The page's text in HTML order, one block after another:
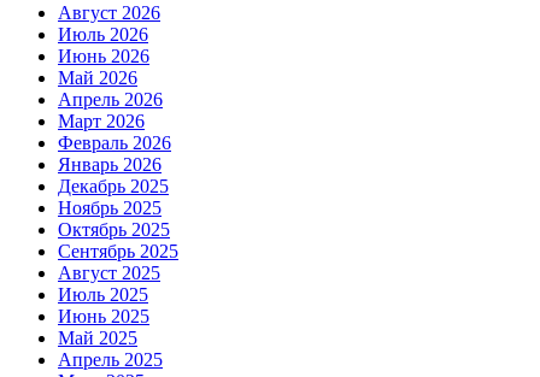
Август 2026
Июль 2026
Июнь 2026
Май 2026
Апрель 2026
Март 2026
Февраль 2026
Январь 2026
Декабрь 2025
Ноябрь 2025
Октябрь 2025
Сентябрь 2025
Август 2025
Июль 2025
Июнь 2025
Май 2025
Апрель 2025